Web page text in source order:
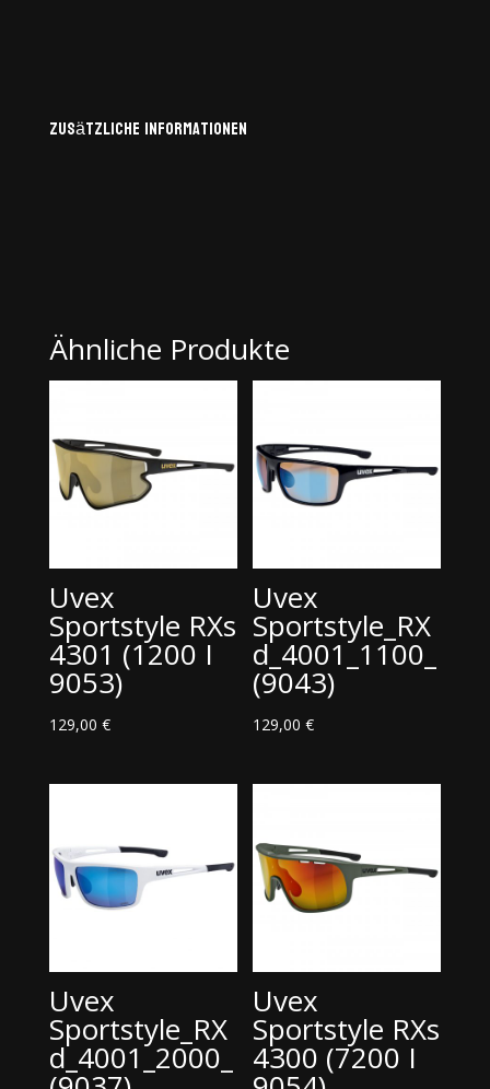
Zusätzliche Informationen
Ähnliche Produkte
Uvex
Sportstyle RXs
4301 (1200 I
9053)
129,00 €
Uvex
Sportstyle_RX
d_4001_1100_
(9043)
129,00€
Uvex
Sportstyle_RX
d_4001_2000_
Uvex
Sportstyle RXs
4300 (7200 I